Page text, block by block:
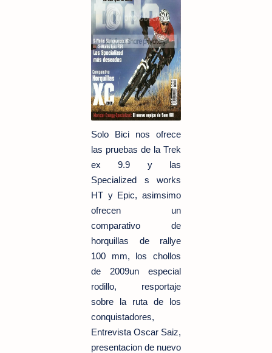
Solo Bici nos ofrece
las pruebas de la Trek
ex 9.9 y las
Specialized s works
HT y Epic, asimsimo
ofrecen un
comparativo de
horquillas de rallye
100 mm, los chollos
de 2009un especial
rodillo, resportaje
sobre la ruta de los
conquistadores,
Entrevista Oscar Saiz,
presentacion de nuevo